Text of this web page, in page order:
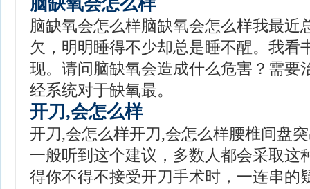
脑缺氧会怎么样脑缺氧会怎么样我最近
欠，明明睡得不少却总是睡不醒。我看
现。请问脑缺氧会造成什么危害？需要
经系统对于缺氧最。
开刀,会怎么样
开刀,会怎么样开刀,会怎么样腰椎间盘
一般听到这个建议，多数人都会采取这
得你不得不接受开刀手术时，一连串的